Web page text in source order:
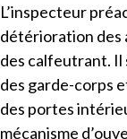
L’inspecteur
détérioration des
des calfeutrant. Il
des garde-corps
des portes
mécanisme